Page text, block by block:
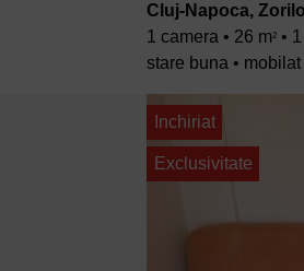
Cluj-Napoca,
1 camera • 26 m2 •
stare buna •
Inchiriat
Exclusivitate